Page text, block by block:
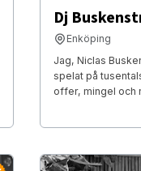
Dj
Enköping
Jag, Niclas
spelat på
offer, mingel och